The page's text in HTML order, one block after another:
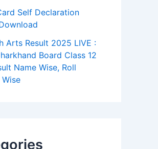
Self Declaration
Arts Result 2025 LIVE :
Board Class 12
Name Wise, Roll